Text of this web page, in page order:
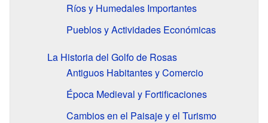
Ríos y Humedales Importantes
Pueblos y Actividades Económicas
La Historia del Golfo de Rosas
Antiguos Habitantes y Comercio
Época Medieval y Fortificaciones
Cambios en el Paisaje y el Turismo